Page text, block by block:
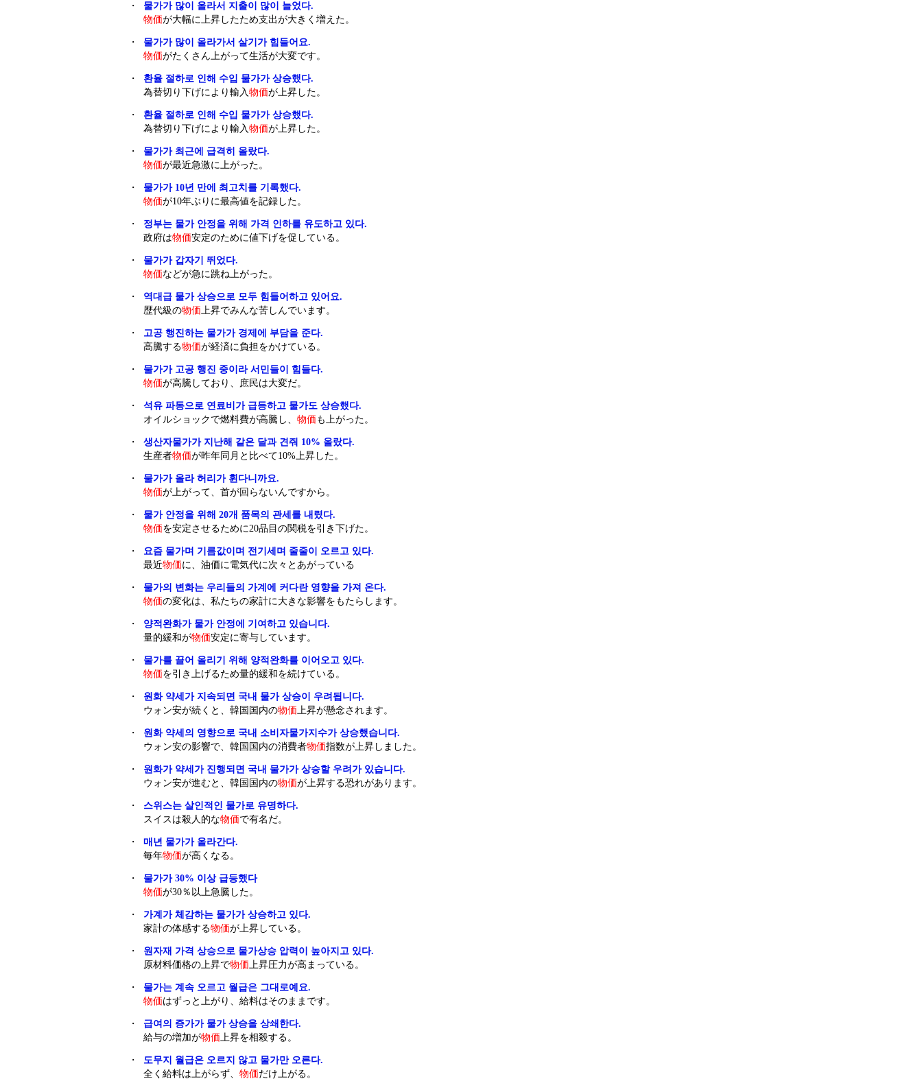
・
물가가 많이 올라서 지출이 많이 늘었다.
物価が大幅に上昇したため支出が大きく増えた。
・
물가가 많이 올라가서 살기가 힘들어요.
物価がたくさん上がって生活が大変です。
・
환율 절하로 인해 수입 물가가 상승했다.
為替切り下げにより輸入物価が上昇した。
・
환율 절하로 인해 수입 물가가 상승했다.
為替切り下げにより輸入物価が上昇した。
・
물가가 최근에 급격히 올랐다.
物価が最近急激に上がった。
・
물가가 10년 만에 최고치를 기록했다.
物価が10年ぶりに最高値を記録した。
・
정부는 물가 안정을 위해 가격 인하를 유도하고 있다.
政府は物価安定のために値下げを促している。
・
물가가 갑자기 뛰었다.
物価などが急に跳ね上がった。
・
역대급 물가 상승으로 모두 힘들어하고 있어요.
歴代級の物価上昇でみんな苦しんでいます。
・
고공 행진하는 물가가 경제에 부담을 준다.
高騰する物価が経済に負担をかけている。
・
물가가 고공 행진 중이라 서민들이 힘들다.
物価が高騰しており、庶民は大変だ。
・
석유 파동으로 연료비가 급등하고 물가도 상승했다.
オイルショックで燃料費が高騰し、 物価 も上がった。
・
생산자물가가 지난해 같은 달과 견줘 10% 올랐다.
生産者物価が昨年同月と比べて10%上昇した。
・
물가가 올라 허리가 휜다니까요.
物価が上がって、首が回らないんですから。
・
물가 안정을 위해 20개 품목의 관세를 내렸다.
物価を安定させるために20品目の関税を引き下げた。
・
요즘 물가며 기름값이며 전기세며 줄줄이 오르고 있다.
最近物価に、油価に電気代に次々とあがっている
・
물가의 변화는 우리들의 가계에 커다란 영향을 가져 온다.
物価の変化は、私たちの家計に大きな影響をもたらします。
・
양적완화가 물가 안정에 기여하고 있습니다.
量的緩和が物価安定に寄与しています。
・
물가를 끌어 올리기 위해 양적완화를 이어오고 있다.
物価を引き上げるため量的緩和を続けている。
・
원화 약세가 지속되면 국내 물가 상승이 우려됩니다.
ウォン安が続くと、韓国国内の物価上昇が懸念されます。
・
원화 약세의 영향으로 국내 소비자물가지수가 상승했습니다.
ウォン安の影響で、韓国国内の消費者物価指数が上昇しました。
・
원화가 약세가 진행되면 국내 물가가 상승할 우려가 있습니다.
ウォン安が進むと、韓国国内の物価が上昇する恐れがあります。
・
스위스는 살인적인 물가로 유명하다.
スイスは殺人的な物価で有名だ。
・
매년 물가가 올라간다.
毎年物価が高くなる。
・
물가가 30% 이상 급등했다
物価が30％以上急騰した。
・
가계가 체감하는 물가가 상승하고 있다.
家計の体感する物価が上昇している。
・
원자재 가격 상승으로 물가상승 압력이 높아지고 있다.
原材料価格の上昇で物価上昇圧力が高まっている。
・
물가는 계속 오르고 월급은 그대로예요.
物価はずっと上がり、給料はそのままです。
・
급여의 증가가 물가 상승을 상쇄한다.
給与の増加が物価上昇を相殺する。
・
도무지 월급은 오르지 않고 물가만 오른다.
全く給料は上がらず、 物価だけ上がる。